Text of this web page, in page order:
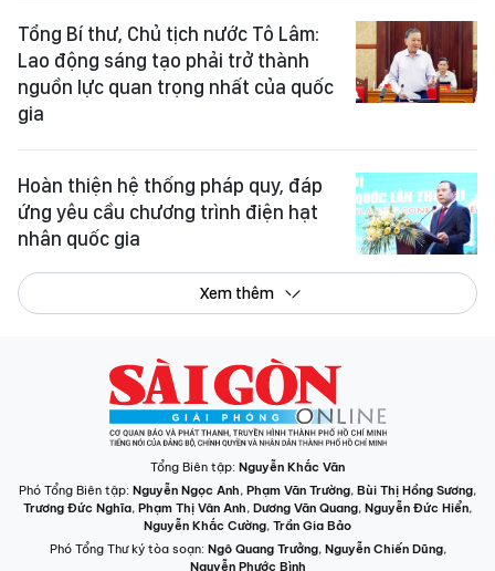
Tổng Bí thư, Chủ tịch nước Tô Lâm:
Lao động sáng tạo phải trở thành
nguồn lực quan trọng nhất của quốc
gia
Hoàn thiện hệ thống pháp quy, đáp
ứng yêu cầu chương trình điện hạt
nhân quốc gia
Xem thêm
Tổng Biên tập: Nguyễn Khắc Văn
Phó Tổng Biên tập: Nguyễn Ngọc Anh, Phạm Văn Trường, Bùi Thị Hồng Sương,
Trương Đức Nghĩa, Phạm Thị Vân Anh, Dương Văn Quang, Nguyễn Đức Hiển,
Nguyễn Khắc Cường, Trần Gia Bảo
Phó Tổng Thư ký tòa soạn: Ngô Quang Trưởng, Nguyễn Chiến Dũng,
Nguyễn Phước Bình